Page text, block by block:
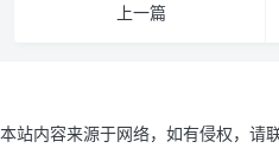
上一篇
本站内容来源于网络，如有侵权，请